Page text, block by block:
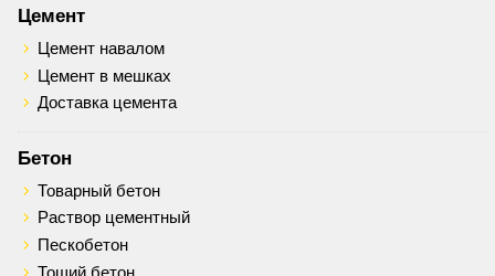
Цемент
Цемент навалом
Цемент в мешках
Доставка цемента
Бетон
Товарный бетон
Раствор цементный
Пескобетон